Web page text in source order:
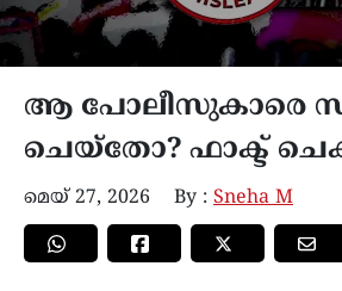
ആ പോലീസുകാരെ
ചെയ്തോ? ഫാക്ട്
മെയ്‌ 27, 2026 By : Sneha M